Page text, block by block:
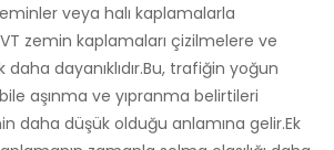
veya halı kaplamalarla
LVT zemin kaplamaları çizilmelere ve
daha dayanıklıdır.Bu, trafiğin yoğun
aşınma ve yıpranma belirtileri
daha düşük olduğu anlamına gelir.Ek